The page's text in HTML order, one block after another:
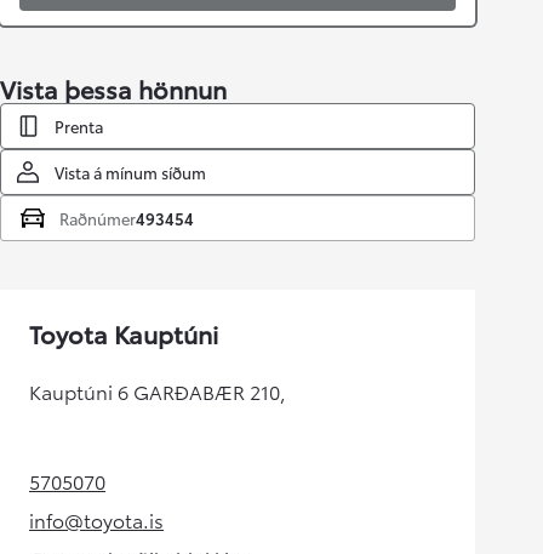
Vista þessa hönnun
Prenta
Vista á mínum síðum
Raðnúmer493454
Toyota Kauptúni
Kauptúni 6 GARÐABÆR 210,
5705070(Opens in new tab)
info@toyota.is(Opens in new tab)